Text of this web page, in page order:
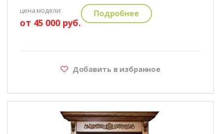
цена модели:
от 45 000 руб.
Подробнее
Добавить в избранное